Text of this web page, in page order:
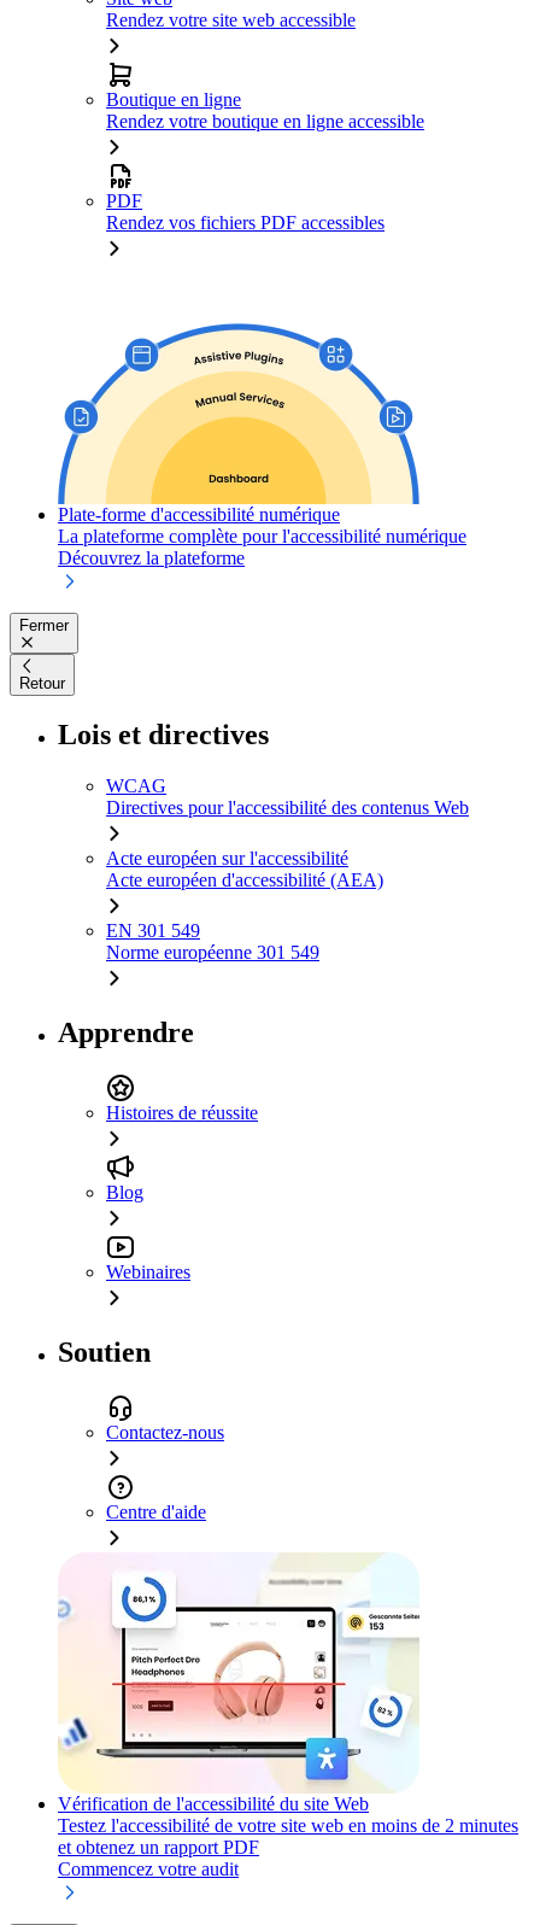
Rendez votre site web accessible
Boutique en ligne
Rendez votre boutique en ligne accessible
PDF
Rendez vos fichiers PDF accessibles
Plate-forme d'accessibilité numérique
La plateforme complète pour l'accessibilité numérique
Découvrez la plateforme
Fermer
Retour
Lois et directives
WCAG
Directives pour l'accessibilité des contenus Web
Acte européen sur l'accessibilité
Acte européen d'accessibilité (AEA)
EN 301 549
Norme européenne 301 549
Apprendre
Histoires de réussite
Blog
Webinaires
Soutien
Contactez-nous
Centre d'aide
Vérification de l'accessibilité du site Web
Testez l'accessibilité de votre site web en moins de 2 minutes
et obtenez un rapport PDF
Commencez votre audit